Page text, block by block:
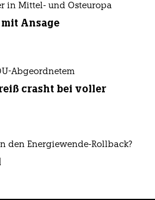
in Mittel- und Osteuropa
Ansage
Abgeordnetem
crasht bei voller
den Energiewende-Rollback?